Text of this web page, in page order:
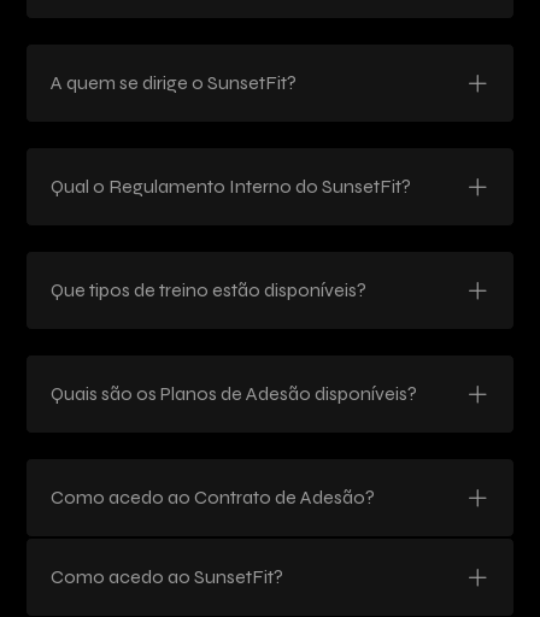
A quem se dirige o SunsetFit?
Qual o Regulamento Interno do SunsetFit?
Que tipos de treino estão disponíveis?
Quais são os Planos de Adesão disponíveis?
Como acedo ao Contrato de Adesão?
Como acedo ao SunsetFit?